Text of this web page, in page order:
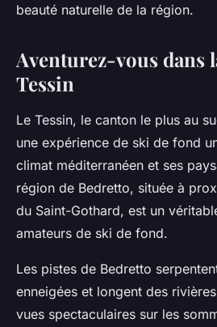
beauté naturelle de la région.
Aventurez-vous dans
Tessin
Le Tessin, le canton le plus au
une expérience de ski de fond
climat méditerranéen et ses
région de Bedretto, située à
du Saint-Gothard, est un
amateurs de ski de fond.
Les pistes de Bedretto
enneigées et longent des
vues spectaculaires sur les